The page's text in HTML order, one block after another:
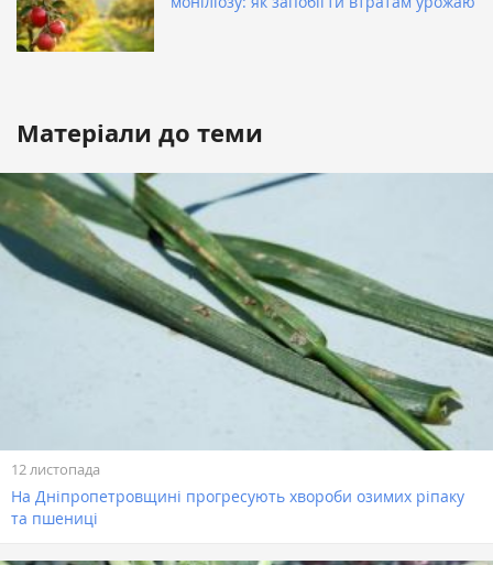
Матеріали до теми
12 листопада
На Дніпропетровщині прогресують хвороби озимих ріпаку
та пшениці